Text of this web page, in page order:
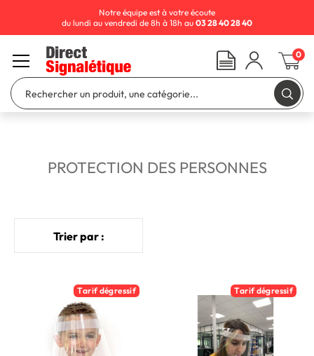
PROTECTION DES PERSONNES
Trier par :
Tarif dégressif Tarif dégressif
Notre équipe est à votre écoute
du lundi au vendredi de 8h à 18h au 03 28 40 28 40
0